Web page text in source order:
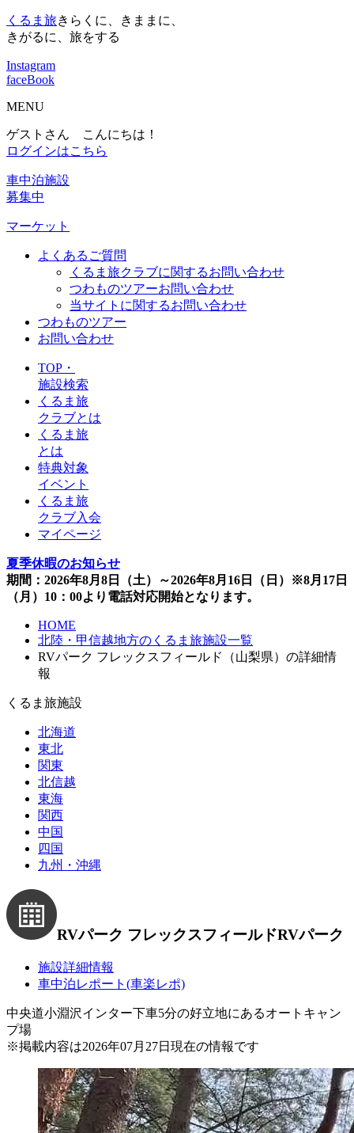
くるま旅きらくに、きままに、
きがるに、旅をする
Instagram
faceBook
MENU
ゲストさん こんにちは！
ログインはこちら
車中泊施設
募集中
マーケット
よくあるご質問
くるま旅クラブに関するお問い合わせ
つわものツアーお問い合わせ
当サイトに関するお問い合わせ
つわものツアー
お問い合わせ
TOP・
施設検索
くるま旅
クラブとは
くるま旅
とは
特典対象
イベント
くるま旅
クラブ入会
マイページ
夏季休暇のお知らせ
期間：2026年8月8日（土）～2026年8月16日（日）※8月17日
（月）10：00より電話対応開始となります。
HOME
北陸・甲信越地方のくるま旅施設一覧
RVパーク フレックスフィールド（山梨県）の詳細情
報
くるま旅施設
北海道
東北
関東
北信越
東海
関西
中国
四国
九州・沖縄
RVパーク フレックスフィールドRVパーク
施設詳細情報
車中泊レポート(車楽レポ)
中央道小淵沢インター下車5分の好立地にあるオートキャン
プ場
※掲載内容は2026年07月27日現在の情報です